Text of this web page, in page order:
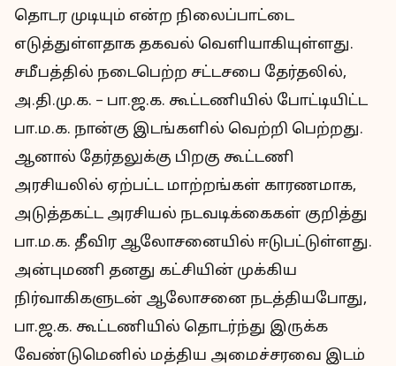
தொடர முடியும் என்ற நிலைப்பாட்டை
எடுத்துள்ளதாக தகவல் வெளியாகியுள்ளது.
சமீபத்தில் நடைபெற்ற சட்டசபை தேர்தலில்,
அ.தி.மு.க. – பா.ஜ.க. கூட்டணியில் போட்டியிட்ட
பா.ம.க. நான்கு இடங்களில் வெற்றி பெற்றது.
ஆனால் தேர்தலுக்கு பிறகு கூட்டணி
அரசியலில் ஏற்பட்ட மாற்றங்கள் காரணமாக,
அடுத்தகட்ட அரசியல் நடவடிக்கைகள் குறித்து
பா.ம.க. தீவிர ஆலோசனையில் ஈடுபட்டுள்ளது.
அன்புமணி தனது கட்சியின் முக்கிய
நிர்வாகிகளுடன் ஆலோசனை நடத்தியபோது,
பா.ஜ.க. கூட்டணியில் தொடர்ந்து இருக்க
வேண்டுமெனில் மத்திய அமைச்சரவை இடம்